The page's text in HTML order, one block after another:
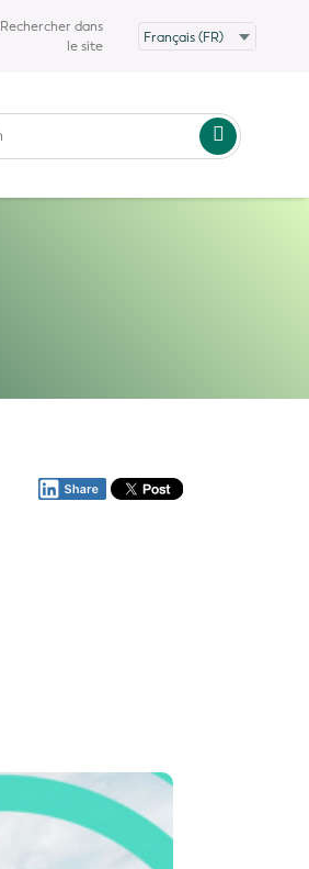
Rechercher dans
le site